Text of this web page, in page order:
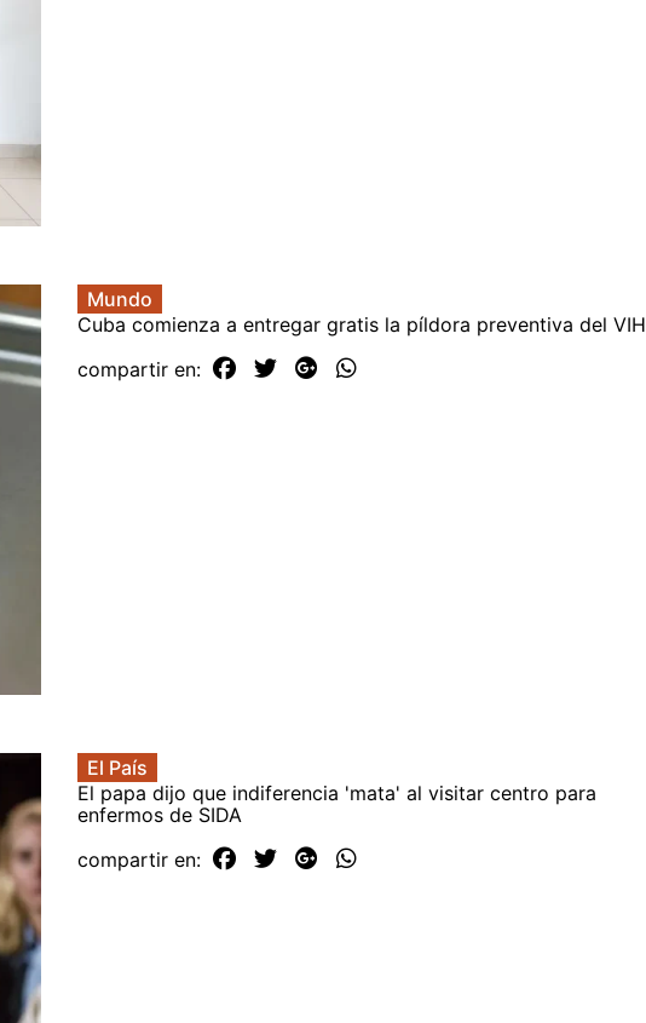
Mundo
Cuba comienza a entregar gratis la píldora preventiva del VIH
compartir en:
El País
El papa dijo que indiferencia 'mata' al visitar centro para
enfermos de SIDA
compartir en: